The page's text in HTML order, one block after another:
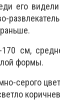
его
см,
формы.
серого